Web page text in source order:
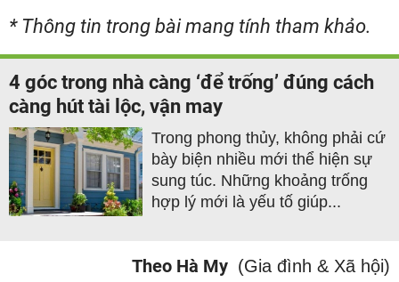
* Thông tin trong bài mang tính tham khảo.
4 góc trong nhà càng ‘để trống’ đúng cách
càng hút tài lộc, vận may
Trong phong thủy, không phải cứ
bày biện nhiều mới thể hiện sự
sung túc. Những khoảng trống
hợp lý mới là yếu tố giúp...
Theo Hà My (Gia đình & Xã hội)